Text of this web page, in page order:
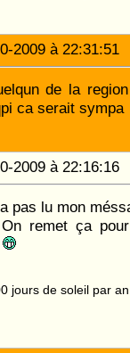
2009 à
de la
ca serait sympa
2009 à
pas lu mon
On remet ça
jours de soleil par an